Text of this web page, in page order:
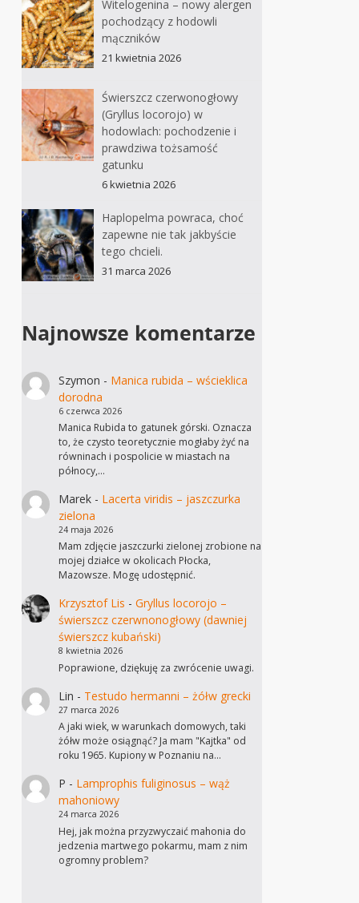
Witelogenina – nowy alergen
pochodzący z hodowli
mączników
21 kwietnia 2026
Świerszcz czerwonogłowy
(Gryllus locorojo) w
hodowlach: pochodzenie i
prawdziwa tożsamość
gatunku
6 kwietnia 2026
Haplopelma powraca, choć
zapewne nie tak jakbyście
tego chcieli.
31 marca 2026
Najnowsze komentarze
Szymon - Manica rubida – wścieklica
dorodna
6 czerwca 2026
Manica Rubida to gatunek górski. Oznacza
to, że czysto teoretycznie mogłaby żyć na
równinach i pospolicie w miastach na
północy,…
Marek- Lacerta viridis – jaszczurka
zielona
24 maja 2026
Mam zdjęcie jaszczurki zielonej zrobione na
mojej działce w okolicach Płocka,
Mazowsze. Mogę udostępnić.
Krzysztof Lis - Gryllus locorojo –
świerszcz czerwnonogłowy (dawniej
świerszcz kubański)
8 kwietnia 2026
Poprawione, dziękuję za zwrócenie uwagi.
Lin - Testudo hermanni – żółw grecki
27 marca 2026
A jaki wiek, w warunkach domowych, taki
żółw może osiągnąć? Ja mam "Kajtka" od
roku 1965. Kupiony w Poznaniu na…
P - Lamprophis fuliginosus – wąż
mahoniowy
24 marca 2026
Hej, jak można przyzwyczaić mahonia do
jedzenia martwego pokarmu, mam z nim
ogromny problem?